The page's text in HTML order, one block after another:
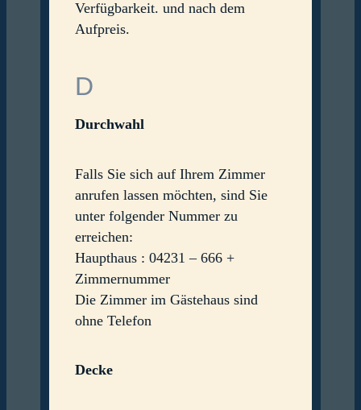
Verfügbarkeit. und nach dem
Aufpreis.
D
Durchwahl
Falls Sie sich auf Ihrem Zimmer
anrufen lassen möchten, sind Sie
unter folgender Nummer zu
erreichen:
Haupthaus : 04231 – 666 +
Zimmernummer
Die Zimmer im Gästehaus sind
ohne Telefon
Decke